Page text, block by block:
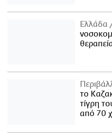
Ελλάδα
το
τίγρη
από 70